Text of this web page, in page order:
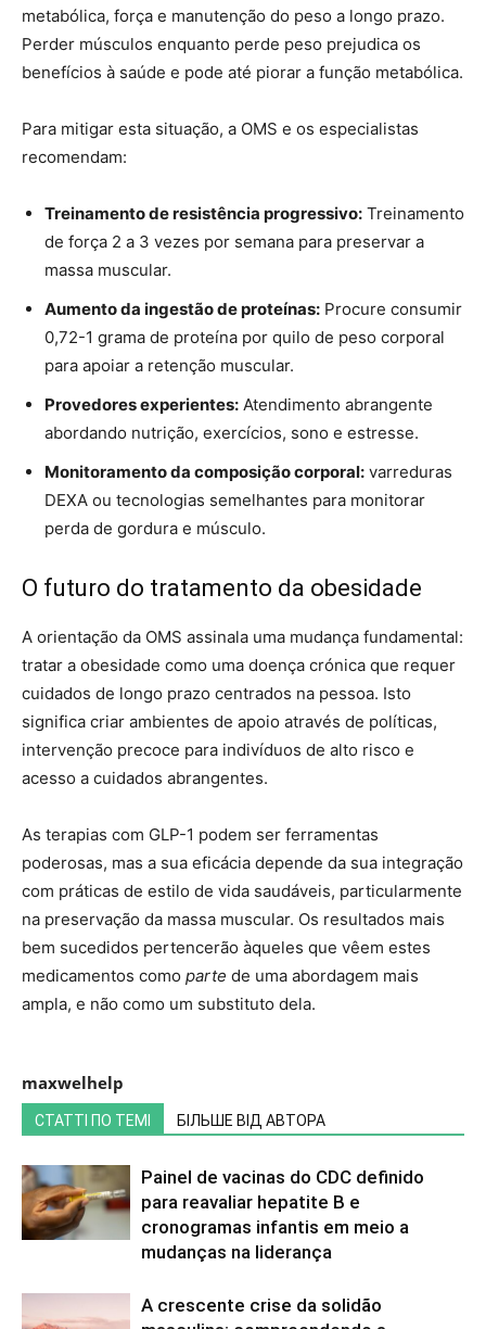
metabólica, força e manutenção do peso a longo prazo.
Perder músculos enquanto perde peso prejudica os
benefícios à saúde e pode até piorar a função metabólica.
Para mitigar esta situação, a OMS e os especialistas
recomendam:
Treinamento de resistência progressivo: Treinamento
de força 2 a 3 vezes por semana para preservar a
massa muscular.
Aumento da ingestão de proteínas: Procure consumir
0,72-1 grama de proteína por quilo de peso corporal
para apoiar a retenção muscular.
Provedores experientes: Atendimento abrangente
abordando nutrição, exercícios, sono e estresse.
Monitoramento da composição corporal: varreduras
DEXA ou tecnologias semelhantes para monitorar
perda de gordura e músculo.
O futuro do tratamento da obesidade
A orientação da OMS assinala uma mudança fundamental:
tratar a obesidade como uma doença crónica que requer
cuidados de longo prazo centrados na pessoa. Isto
significa criar ambientes de apoio através de políticas,
intervenção precoce para indivíduos de alto risco e
acesso a cuidados abrangentes.
As terapias com GLP-1 podem ser ferramentas
poderosas, mas a sua eficácia depende da sua integração
com práticas de estilo de vida saudáveis, particularmente
na preservação da massa muscular. Os resultados mais
bem sucedidos pertencerão àqueles que vêem estes
medicamentos como parte de uma abordagem mais
ampla, e não como um substituto dela.
maxwelhelp
СТАТТІ ПО ТЕМІ БІЛЬШЕ ВІД АВТОРА
Painel de vacinas do CDC definido
para reavaliar hepatite B e
cronogramas infantis em meio a
mudanças na liderança
A crescente crise da solidão